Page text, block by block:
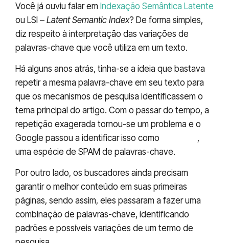
Você já ouviu falar em Indexação Semântica Latente
ou LSI – Latent Semantic Index? De forma simples,
diz respeito à interpretação das variações de
palavras-chave que você utiliza em um texto.
Há alguns anos atrás, tinha-se a ideia que bastava
repetir a mesma palavra-chave em seu texto para
que os mecanismos de pesquisa identificassem o
tema principal do artigo. Com o passar do tempo, a
repetição exagerada tornou-se um problema e o
Google passou a identificar isso como
,
uma espécie de SPAM de palavras-chave.
Por outro lado, os buscadores ainda precisam
garantir o melhor conteúdo em suas primeiras
páginas, sendo assim, eles passaram a fazer uma
combinação de palavras-chave, identificando
padrões e possíveis variações de um termo de